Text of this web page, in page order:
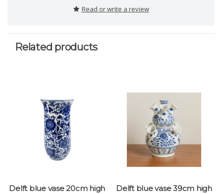
Read or write a review
Related products
Delft blue vase 20cm high Delft blue vase 39cm high